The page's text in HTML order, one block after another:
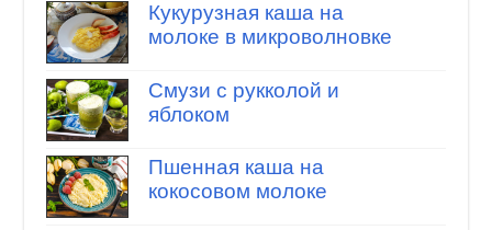
Кукурузная каша на
молоке в микроволновке
Смузи с рукколой и
яблоком
Пшенная каша на
кокосовом молоке